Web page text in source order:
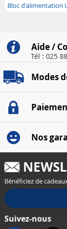
Bloc d'alimentation
Aide /
Tél : 025
Modes
Nos
Bénéficiez de
Suivez-nous